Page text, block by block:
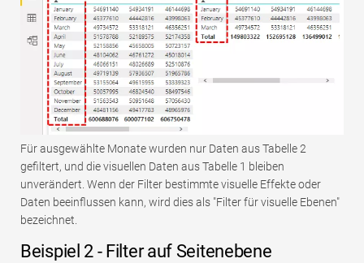
Für ausgewählte Monate wurden nur Daten aus Tabelle 2
gefiltert, und die visuellen Daten aus Tabelle 1 bleiben
unverändert. Wenn der Filter bestimmte visuelle Effekte oder
Daten beeinflussen kann, wird dies als "Filter für visuelle Ebenen"
bezeichnet.
Beispiel 2 - Filter auf Seitenebene